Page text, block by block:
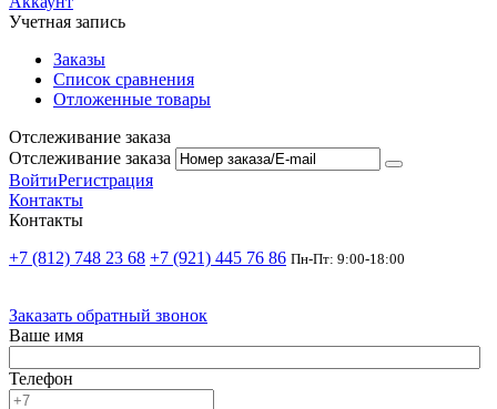
Учетная запись
Заказы
Список сравнения
Отложенные товары
Отслеживание заказа
Отслеживание заказа
ВойтиРегистрация
Контакты
Контакты
+7 (812) 748 23 68 +7 (921) 445 76 86 Пн-Пт: 9:00-18:00
Заказать обратный звонок
Ваше имя
Телефон